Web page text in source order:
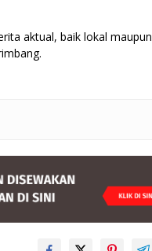
aktual, baik lokal maupun